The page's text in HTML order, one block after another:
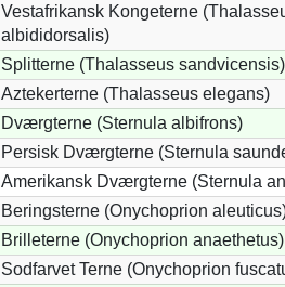
Vestafrikansk Kongeterne
albididorsalis)
Splitterne (Thalasseus sandvicensis)
Aztekerterne (Thalasseus elegans)
Dværgterne (Sternula albifrons)
Persisk Dværgterne (Sternula
Amerikansk Dværgterne (Sternula
Beringsterne (Onychoprion
Brilleterne (Onychoprion anaethetus)
Sodfarvet Terne (Onychoprion